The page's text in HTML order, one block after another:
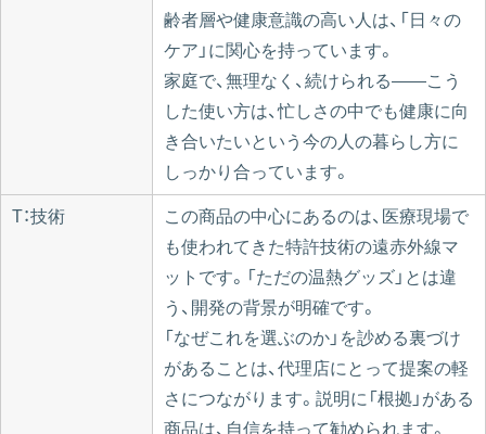
齢者層や健康意識の高い人は、「日々の
ケア」に関心を持っています。
家庭で、無理なく、続けられる——こう
した使い方は、忙しさの中でも健康に向
き合いたいという今の人の暮らし方に
しっかり合っています。
T：技術
この商品の中心にあるのは、医療現場で
も使われてきた特許技術の遠赤外線マ
ットです。「ただの温熱グッズ」とは違
う、開発の背景が明確です。
「なぜこれを選ぶのか」を訬める裏づけ
があることは、代理店にとって提案の軽
さにつながります。説明に「根拠」がある
商品は、自信を持って勧められます。